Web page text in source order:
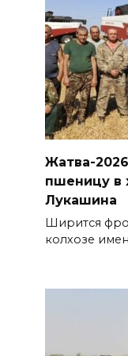
Жатва-
пшеницу в
Лукашина
Ширится
колхозе